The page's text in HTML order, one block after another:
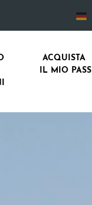
ACQUISTA
IL MIO PASS